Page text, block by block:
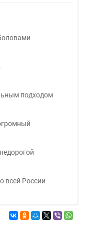
подходом
всей России